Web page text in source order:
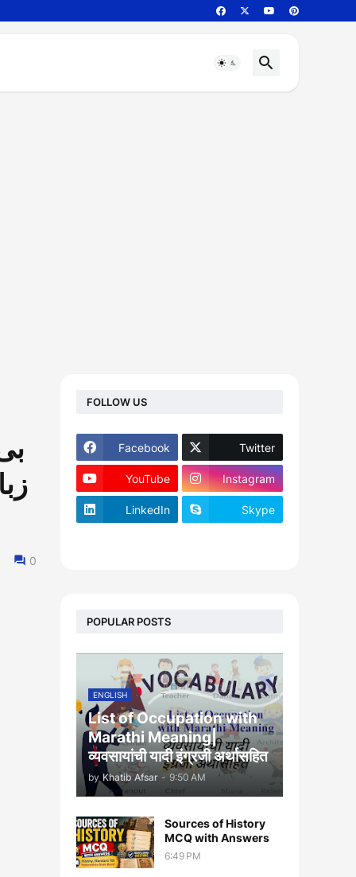
0
FOLLOW US
Facebook Twitter
YouTube Instagram
LinkedIn Skype
POPULAR POSTS
ENGLISH
List of Occupation with
Marathi Meaning|
व्यवसायांची यादी इंग्रजी अर्थासह‍ित
by Khatib Afsar - 9:50 AM
Sources of History
MCQ with Answers
6:49 PM